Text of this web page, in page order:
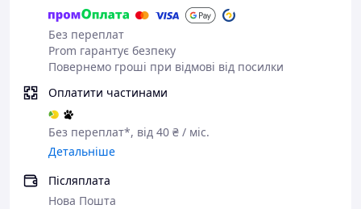
Тип кронштейна: шарнірний
Спосіб встановлення: настінний
Підтримувана діагональ: 14–55 дюймів
Стандарт VESA: 50×50 / 75×75 / 100×100 /
100×200 / 200×200 мм
Відстань від стіни: 80–460 мм
Кут нахилу: ±15°
Кут повороту: ±90°
Матеріал: холоднокатана сталь
Максимальне навантаження: до 50 кг
Без переплат
Prom гарантує безпеку
Повернемо гроші при відмові від посилки
Оплатити частинами
Без переплат*, від 40 ₴ / міс.
Детальніше
Післяплата
Нова Пошта